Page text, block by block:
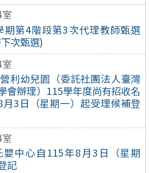
室
期第4階段第3次代理教師甄選
次甄選)
室
利幼兒園（委託社團法人臺灣
會辦理）115學年度尚有招收名
3日（星期一）起受理候補登
室
嬰中心自115年8月3日（星期
記